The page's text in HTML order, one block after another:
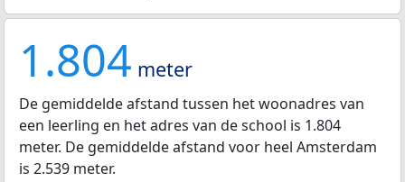
1.804 meter
De gemiddelde afstand tussen het woonadres van
een leerling en het adres van de school is 1.804
meter. De gemiddelde afstand voor heel Amsterdam
is 2.539 meter.